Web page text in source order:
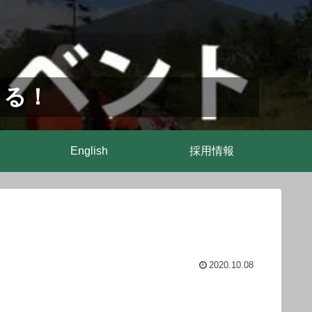
！
English 採用情報
2020.10.08